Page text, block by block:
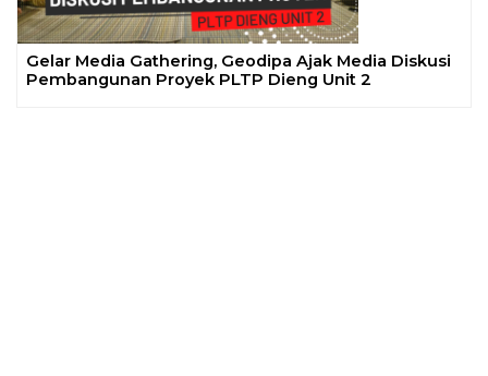
Gelar Media Gathering, Geodipa Ajak Media Diskusi
Pembangunan Proyek PLTP Dieng Unit 2